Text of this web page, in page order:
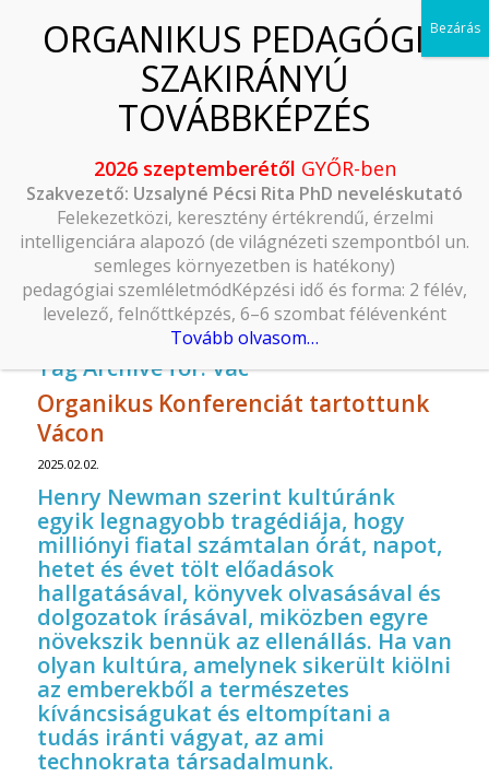
Tag Archive for:Vác
Organikus Konferenciát tartottunk
Vácon
2025.02.02.
Henry Newman szerint kultúránk
egyik legnagyobb tragédiája, hogy
milliónyi fiatal számtalan órát, napot,
hetet és évet tölt előadások
hallgatásával, könyvek olvasásával és
dolgozatok írásával, miközben egyre
növekszik bennük az ellenállás. Ha van
olyan kultúra, amelynek sikerült kiölni
az emberekből a természetes
kíváncsiságukat és eltompítani a
tudás iránti vágyat, az ami
technokrata társadalmunk.
2026 szeptemberétől GYŐR-ben
Szakvezető: Uzsalyné Pécsi Rita PhD neveléskutató
Felekezetközi, keresztény értékrendű, érzelmi
intelligenciára alapozó (de világnézeti szempontból un.
semleges környezetben is hatékony)
pedagógiai szemléletmódKépzési idő és forma: 2 félév,
levelező, felnőttképzés, 6–6 szombat félévenként
Tovább olvasom…